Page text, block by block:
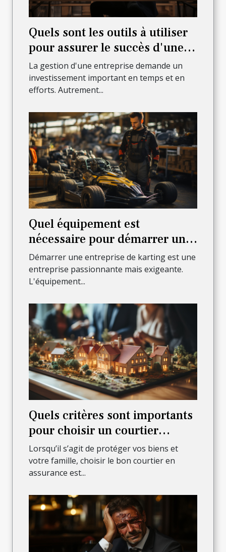
Quels sont les outils à utiliser
pour assurer le succès d'une
entreprise en ligne ?
La gestion d'une entreprise demande un
investissement important en temps et en
efforts. Autrement...
Quel équipement est
nécessaire pour démarrer une
entreprise de karting ?
Démarrer une entreprise de karting est une
entreprise passionnante mais exigeante.
L'équipement...
Quels critères sont importants
pour choisir un courtier
assurant sûreté et sécurité des
biens et de la famille ?
Lorsqu’il s’agit de protéger vos biens et
votre famille, choisir le bon courtier en
assurance est...